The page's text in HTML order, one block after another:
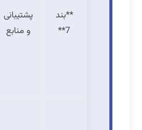
**بند
7**
پشتیبانی
و منابع